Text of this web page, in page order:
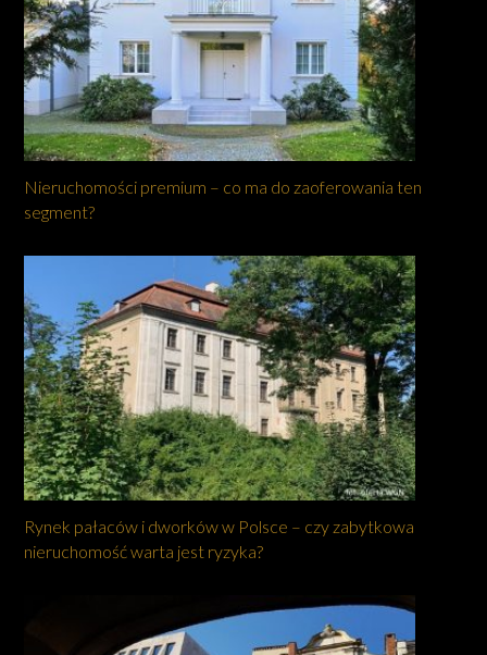
Nieruchomości premium – co ma do zaoferowania ten
segment?
Rynek pałaców i dworków w Polsce – czy zabytkowa
nieruchomość warta jest ryzyka?